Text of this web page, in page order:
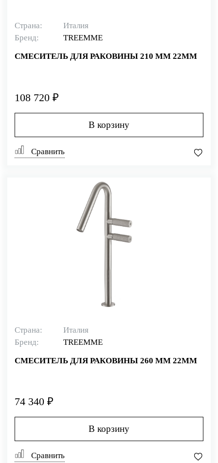
Страна:
Италия
Бренд:
TREEMME
СМЕСИТЕЛЬ ДЛЯ РАКОВИНЫ 210 ММ 22MM
108 720 ₽
В корзину
Сравнить
Страна:
Италия
Бренд:
TREEMME
СМЕСИТЕЛЬ ДЛЯ РАКОВИНЫ 260 ММ 22MM
74 340 ₽
В корзину
Сравнить